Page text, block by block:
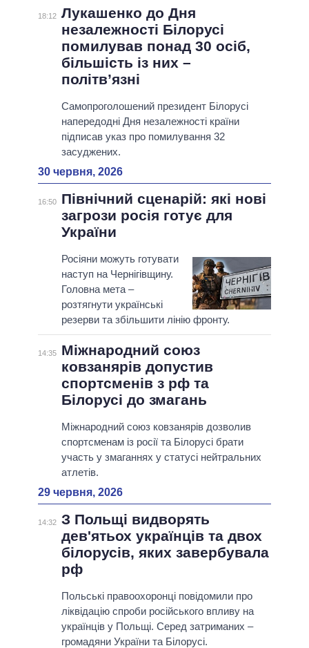
18:12 Лукашенко до Дня
незалежності Білорусі
помилував понад 30 осіб,
більшість із них –
політв’язні
Самопроголошений президент Білорусі
напередодні Дня незалежності країни
підписав указ про помилування 32
засуджених.
30 червня, 2026
16:50
Північний сценарій: які нові
загрози росія готує для
України
Росіяни можуть готувати
наступ на Чернігівщину.
Головна мета –
розтягнути українські
резерви та збільшити лінію фронту.
14:35
Міжнародний союз
ковзанярів допустив
спортсменів з рф та
Білорусі до змагань
Міжнародний союз ковзанярів дозволив
спортсменам із росії та Білорусі брати
участь у змаганнях у статусі нейтральних
атлетів.
29 червня, 2026
14:32 З Польщі видворять
дев'ятьох українців та двох
білорусів, яких завербувала
рф
Польські правоохоронці повідомили про
ліквідацію спроби російського впливу на
українців у Польщі. Серед затриманих –
громадяни України та Білорусі.